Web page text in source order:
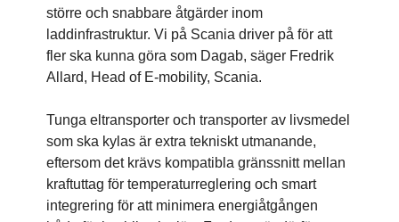
större och snabbare åtgärder inom
laddinfrastruktur. Vi på Scania driver på för att
fler ska kunna göra som Dagab, säger Fredrik
Allard, Head of E-mobility, Scania.
Tunga eltransporter och transporter av livsmedel
som ska kylas är extra tekniskt utmanande,
eftersom det krävs kompatibla gränssnitt mellan
kraftuttag för temperaturreglering och smart
integrering för att minimera energiåtgången